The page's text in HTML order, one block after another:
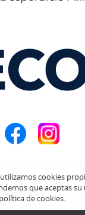
Aviso Legal
de Privacidad
cookies
que aceptas
política de cookies.